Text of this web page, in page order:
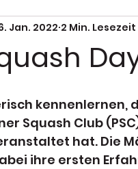
Jan. 2022 2 Min. Lesezeit
kennenlernen,
Squash Club
hat. Die
ihre ersten